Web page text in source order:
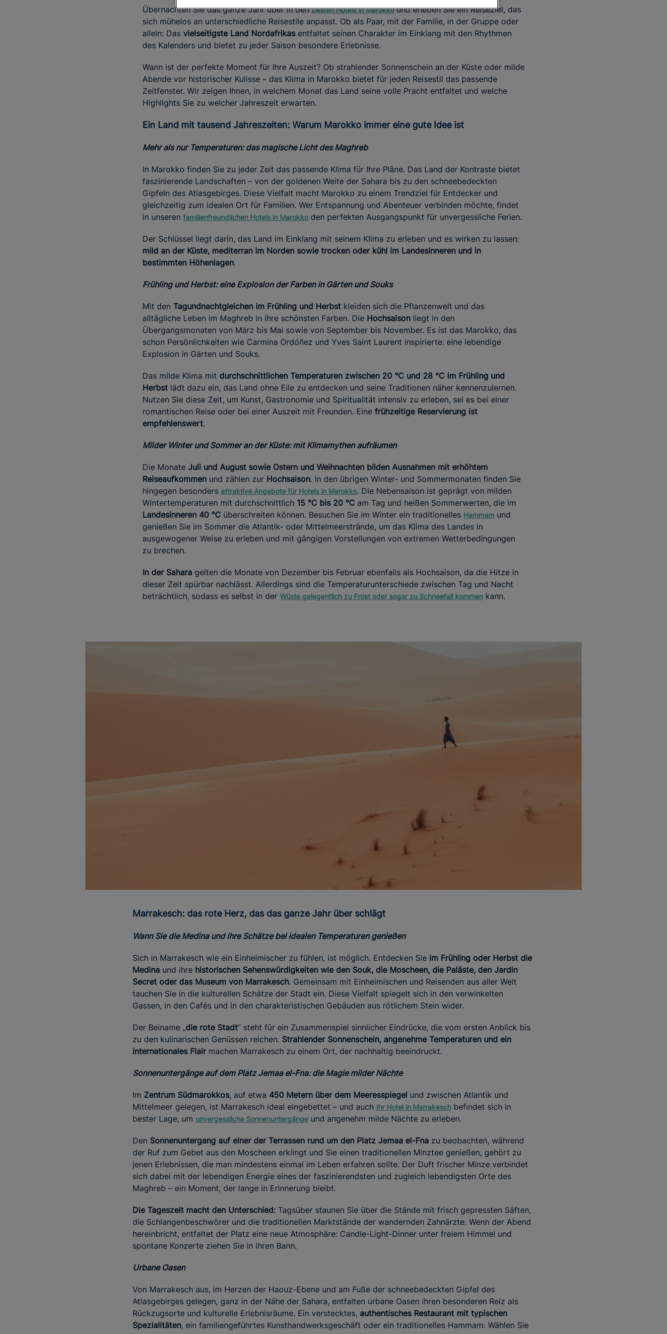
Übernachten Sie das ganze Jahr über in denbesten Hotels in Marokkound erleben Sie ein Reiseziel, das
sich mühelos an unterschiedliche Reisestile anpasst. Ob als Paar, mit der Familie, in der Gruppe oder
allein: Das vielseitigste Land Nordafrikas entfaltet seinen Charakter im Einklang mit den Rhythmen
des Kalenders und bietet zu jeder Saison besondere Erlebnisse.
Wann ist der perfekte Moment für Ihre Auszeit? Ob strahlender Sonnenschein an der Küste oder milde
Abende vor historischer Kulisse – das Klima in Marokko bietet für jeden Reisestil das passende
Zeitfenster. Wir zeigen Ihnen, in welchem Monat das Land seine volle Pracht entfaltet und welche
Highlights Sie zu welcher Jahreszeit erwarten.
Ein Land mit tausend Jahreszeiten: Warum Marokko immer eine gute Idee ist
Mehr als nur Temperaturen: das magische Licht des Maghreb
In Marokko finden Sie zu jeder Zeit das passende Klima für Ihre Pläne. Das Land der Kontraste bietet
faszinierende Landschaften – von der goldenen Weite der Sahara bis zu den schneebedeckten
Gipfeln des Atlasgebirges. Diese Vielfalt macht Marokko zu einem Trendziel für Entdecker und
gleichzeitig zum idealen Ort für Familien. Wer Entspannung und Abenteuer verbinden möchte, findet
in unseren familienfreundlichen Hotels in Marokko den perfekten Ausgangspunkt für unvergessliche Ferien.
Der Schlüssel liegt darin, das Land im Einklang mit seinem Klima zu erleben und es wirken zu lassen:
mild an der Küste, mediterran im Norden sowie trocken oder kühl im Landesinneren und in
bestimmten Höhenlagen.
Frühling und Herbst: eine Explosion der Farben in Gärten und Souks
Mit den Tagundnachtgleichen im Frühling und Herbst kleiden sich die Pflanzenwelt und das
alltägliche Leben im Maghreb in ihre schönsten Farben. Die Hochsaison liegt in den
Übergangsmonaten von März bis Mai sowie von September bis November. Es ist das Marokko, das
schon Persönlichkeiten wie Carmina Ordóñez und Yves Saint Laurent inspirierte: eine lebendige
Explosion in Gärten und Souks.
Das milde Klima mit durchschnittlichen Temperaturen zwischen 20 °C und 28 °C im Frühling und
Herbst lädt dazu ein, das Land ohne Eile zu entdecken und seine Traditionen näher kennenzulernen.
Nutzen Sie diese Zeit, um Kunst, Gastronomie und Spiritualität intensiv zu erleben, sei es bei einer
romantischen Reise oder bei einer Auszeit mit Freunden. Eine frühzeitige Reservierung ist
empfehlenswert.
Milder Winter und Sommer an der Küste: mit Klimamythen aufräumen
Die Monate Juli und August sowie Ostern und Weihnachten bilden Ausnahmen mit erhöhtem
Reiseaufkommen und zählen zur Hochsaison. In den übrigen Winter- und Sommermonaten finden Sie
hingegen besonders attraktive Angebote für Hotels in Marokko. Die Nebensaison ist geprägt von milden
Wintertemperaturen mit durchschnittlich 15 °C bis 20 °C am Tag und heißen Sommerwerten, die im
Landesinneren 40 °C überschreiten können. Besuchen Sie im Winter ein traditionelles Hammam und
genießen Sie im Sommer die Atlantik- oder Mittelmeerstrände, um das Klima des Landes in
ausgewogener Weise zu erleben und mit gängigen Vorstellungen von extremen Wetterbedingungen
zu brechen.
In der Sahara gelten die Monate von Dezember bis Februar ebenfalls als Hochsaison, da die Hitze in
dieser Zeit spürbar nachlässt. Allerdings sind die Temperaturunterschiede zwischen Tag und Nacht
beträchtlich, sodass es selbst in der Wüste gelegentlich zu Frost oder sogar zu Schneefall kommen kann.
Marrakesch: das rote Herz, das das ganze Jahr über schlägt
Wann Sie die Medina und ihre Schätze bei idealen Temperaturen genießen
Sich in Marrakesch wie ein Einheimischer zu fühlen, ist möglich. Entdecken Sie im Frühling oder Herbst die
Medina und ihre historischen Sehenswürdigkeiten wie den Souk, die Moscheen, die Paläste, den Jardin
Secret oder das Museum von Marrakesch. Gemeinsam mit Einheimischen und Reisenden aus aller Welt
tauchen Sie in die kulturellen Schätze der Stadt ein. Diese Vielfalt spiegelt sich in den verwinkelten
Gassen, in den Cafés und in den charakteristischen Gebäuden aus rötlichem Stein wider.
Der Beiname „die rote Stadt“ steht für ein Zusammenspiel sinnlicher Eindrücke, die vom ersten Anblick bis
zu den kulinarischen Genüssen reichen. Strahlender Sonnenschein, angenehme Temperaturen und ein
internationales Flairmachen Marrakesch zu einem Ort, der nachhaltig beeindruckt.
Sonnenuntergänge auf dem Platz Jemaa el-Fna: die Magie milder Nächte
Im Zentrum Südmarokkos, auf etwa 450 Metern über dem Meeresspiegel und zwischen Atlantik und
Mittelmeer gelegen, ist Marrakesch ideal eingebettet – und auch Ihr Hotel in Marrakesch befindet sich in
bester Lage, um unvergessliche Sonnenuntergänge und angenehm milde Nächte zu erleben.
Den Sonnenuntergang auf einer der Terrassen rund um den Platz Jemaa el-Fna zu beobachten, während
der Ruf zum Gebet aus den Moscheen erklingt und Sie einen traditionellen Minztee genießen, gehört zu
jenen Erlebnissen, die man mindestens einmal im Leben erfahren sollte. Der Duft frischer Minze verbindet
sich dabei mit der lebendigen Energie eines der faszinierendsten und zugleich lebendigsten Orte des
Maghreb – ein Moment, der lange in Erinnerung bleibt.
Die Tageszeit macht den Unterschied: Tagsüber staunen Sie über die Stände mit frisch gepressten Säften,
die Schlangenbeschwörer und die traditionellen Marktstände der wandernden Zahnärzte. Wenn der Abend
hereinbricht, entfaltet der Platz eine neue Atmosphäre: Candle-Light-Dinner unter freiem Himmel und
spontane Konzerte ziehen Sie in ihren Bann.
Urbane Oasen
Von Marrakesch aus, im Herzen der Haouz-Ebene und am Fuße der schneebedeckten Gipfel des
Atlasgebirges gelegen, ganz in der Nähe der Sahara, entfalten urbane Oasen ihren besonderen Reiz als
Rückzugsorte und kulturelle Erlebnisräume. Ein verstecktes, authentisches Restaurant mit typischen
Spezialitäten, ein familiengeführtes Kunsthandwerksgeschäft oder ein traditionelles Hammam: Wählen Sie